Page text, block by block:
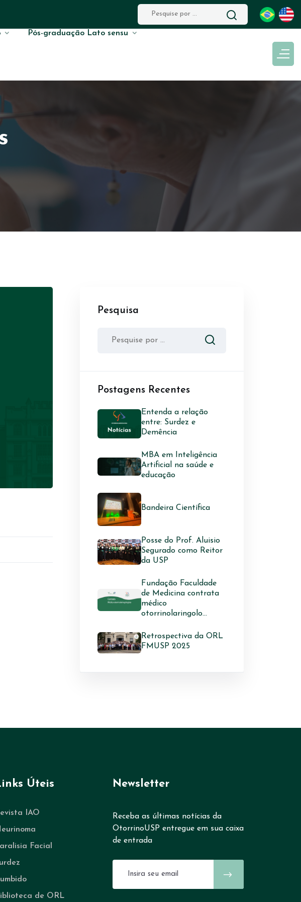
Pós-graduação Lato sensu
Pesquisa
Postagens Recentes
Entenda a relação
entre: Surdez e
Demência
MBA em Inteligência
Artificial na saúde e
educação
Bandeira Científica
Posse do Prof. Aluisio
Segurado como Reitor
da USP
Fundação Faculdade
de Medicina contrata
médico
otorrinolaringolo...
Retrospectiva da ORL
FMUSP 2025
Úteis
IAO
Facial
de ORL
Newsletter
Receba as últimas notícias da
OtorrinoUSP entregue em sua caixa
de entrada